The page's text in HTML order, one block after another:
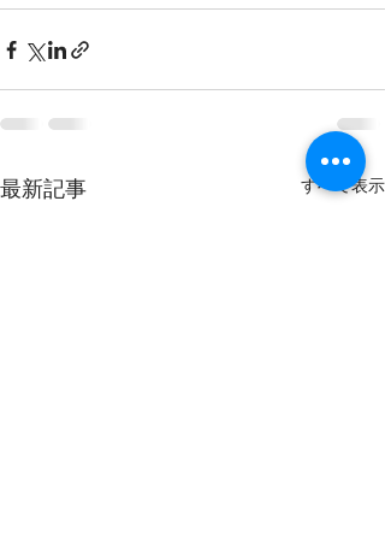
最新記事 すべて表示